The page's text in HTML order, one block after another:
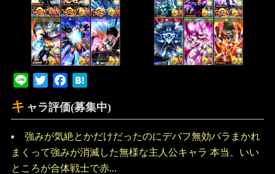
Line Twitter Facebook
キ ャラ評価(募集中)
強みが気絶とかだけだったのにデバフ無効バラまかれ
まくって強みが消滅した無様な主人公キャラ 本当、いい
ところが合体戦士で赤...